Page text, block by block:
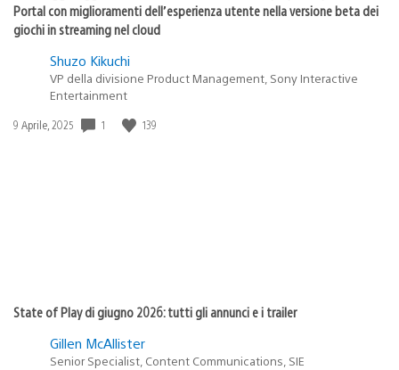
Portal con miglioramenti dell’esperienza utente nella versione beta dei
giochi in streaming nel cloud
Shuzo Kikuchi
VP della divisione Product Management, Sony Interactive
Entertainment
Data
9 Aprile, 2025 1 139
State of Play di giugno 2026: tutti gli annunci e i trailer
Gillen McAllister
Senior Specialist, Content Communications, SIE